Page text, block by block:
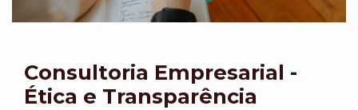
Consultoria Empresarial -
Ética e Transparência